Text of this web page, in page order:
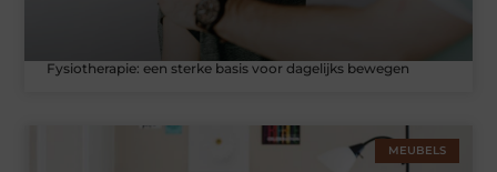
Fysiotherapie: een sterke basis voor dagelijks bewegen
MEUBELS